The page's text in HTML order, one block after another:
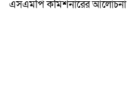
এসএমপি কমিশনারের আলোচনা